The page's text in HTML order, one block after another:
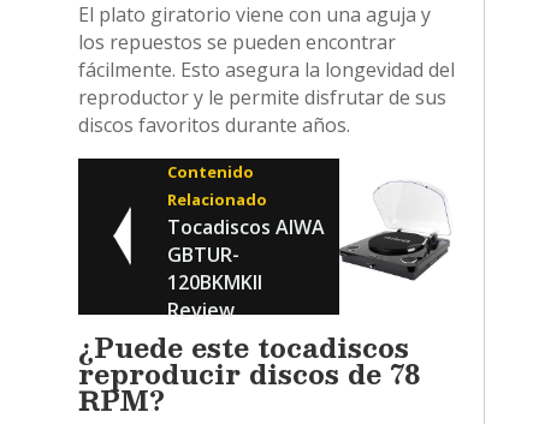
El plato giratorio viene con una aguja y
los repuestos se pueden encontrar
fácilmente. Esto asegura la longevidad del
reproductor y le permite disfrutar de sus
discos favoritos durante años.
Contenido
Relacionado
Tocadiscos AIWA
GBTUR-
120BKMKII
Review
¿Puede este tocadiscos
reproducir discos de 78
RPM?